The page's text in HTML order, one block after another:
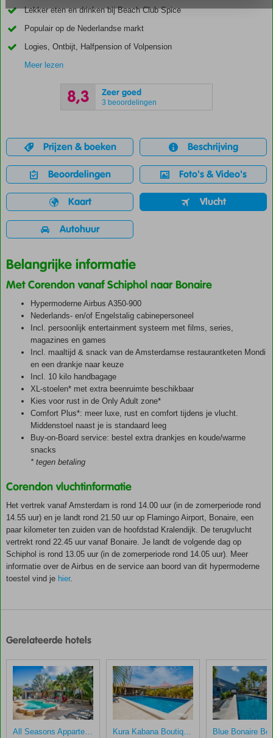
Lekker eten en drinken bij Beach Club Spice
Populair op de Nederlandse markt
Logies, Ontbijt, Halfpension of Volpension
Meer lezen
8,3 Zeer goed
3 beoordelingen
Prijzen & boeken Beschrijving
Beoordelingen Foto's & Video's
Kaart Vlucht
Autohuur
Belangrijke informatie
Met Corendon vanaf Schiphol naar Bonaire
Hypermoderne Airbus A350-900
Nederlands- en/of Engelstalig cabinepersoneel
Incl. persoonlijk entertainment systeem met films, series,
magazines en games
Incl. maaltijd & snack van de Amsterdamse restaurantketen Mondi
en een drankje naar keuze
Incl. 10 kilo handbagage
XL-stoelen* met extra beenruimte beschikbaar
Kies voor rust in de Only Adult zone*
Comfort Plus*: meer luxe, rust en comfort tijdens je vlucht.
Middenstoel naast je is standaard leeg
Buy-on-Board service: bestel extra drankjes en koude/warme
snacks
* tegen betaling
Corendon vluchtinformatie
Het vertrek vanaf Amsterdam is rond 14.00 uur (in de zomerperiode rond
14.55 uur) en je landt rond 21.50 uur op Flamingo Airport, Bonaire, een
paar kilometer ten zuiden van de hoofdstad Kralendijk. De terugvlucht
vertrekt rond 22.45 uur vanaf Bonaire. Je landt de volgende dag op
Schiphol is rond 13.05 uur (in de zomerperiode rond 14.05 uur). Meer
informatie over de Airbus en de service aan boord van dit hypermoderne
toestel vind je hier.
door
klanten
gegeven
na
hun
verblijf
Gerelateerde hotels
All Seasons Appartementen Kura Kabana Boutique Resort